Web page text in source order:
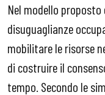
Nel modello
disuguaglianze
mobilitare le risorse
di costruire il
tempo. Secondo le